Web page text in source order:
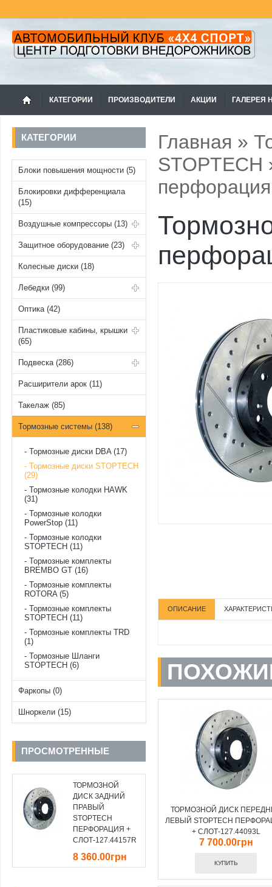
КАТЕГОРИИ ПРОИЗВОДИТЕЛИ АКЦИИ ГАЛЕРЕЯ
КАТЕГОРИИ
Блоки повышения мощности (5)
Блокировки дифференциала
(15)
Воздушные компрессоры (13)
Защитное оборудование (23)
Колесные диски (18)
Лебедки (99)
Оптика (42)
Пластиковые кабины, крышки
(65)
Подвеска (286)
Расширители арок (11)
Такелаж (85)
Тормозные системы (138)
Тормозные диски DBA (17)
Тормозные диски STOPTECH
(29)
Тормозные колодки HAWK
(31)
Тормозные колодки
PowerStop (11)
Тормозные колодки
STOPTECH (11)
Тормозные комплекты
BREMBO GT (16)
Тормозные комплекты
ROTORA (5)
Тормозные комплекты
STOPTECH (11)
Тормозные комплекты TRD
(1)
Тормозные Шланги
STOPTECH (6)
Фаркопы (0)
Шноркели (15)
ПРОСМОТРЕННЫЕ
ТОРМОЗНОЙ
ДИСК ЗАДНИЙ
ПРАВЫЙ
STOPTECH
ПЕРФОРАЦИЯ +
СЛОТ-127.44157R
8 360.00грн
Главная »
STOPTECH
ОПИСАНИЕ
ТОРМОЗНОЙ ДИСК
ЛЕВЫЙ STOPTECH
+ СЛОТ-127.44093L
7 700.00грн